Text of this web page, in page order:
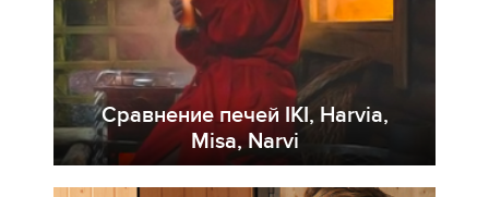
Сравнение печей IKI, Harvia,
Misa, Narvi